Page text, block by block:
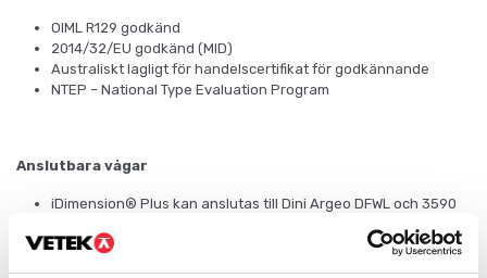
OIML R129 godkänd
2014/32/EU godkänd (MID)
Australiskt lagligt för handelscertifikat för godkännande
NTEP – National Type Evaluation Program
Anslutbara vågar
iDimension® Plus kan anslutas till Dini Argeo DFWL och 3590
volymdata. Mät- och vägningsstationen kan även förses med